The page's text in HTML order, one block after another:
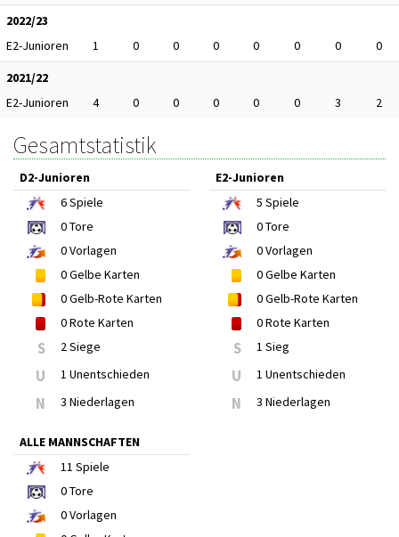
2022/23
E2-Junioren
1 0 0 0 0 0 0
0
2021/22
E2-Junioren
4 0 0 0 0 0 3 2
Gesamtstatistik
D2-Junioren
6Spiele
0Tore
0Vorlagen
0Gelbe Karten
0Gelb-Rote Karten
0Rote Karten
S 2 Siege
U 1 Unentschieden
N 3 Niederlagen
E2-Junioren
5 Spiele
0Tore
0Vorlagen
0Gelbe Karten
0Gelb-Rote Karten
0Rote Karten
S 1 Sieg
U 1 Unentschieden
N 3 Niederlagen
ALLE MANNSCHAFTEN
11 Spiele
0Tore
0Vorlagen